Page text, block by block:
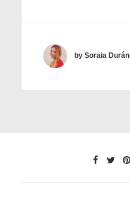
by Soraia Durán